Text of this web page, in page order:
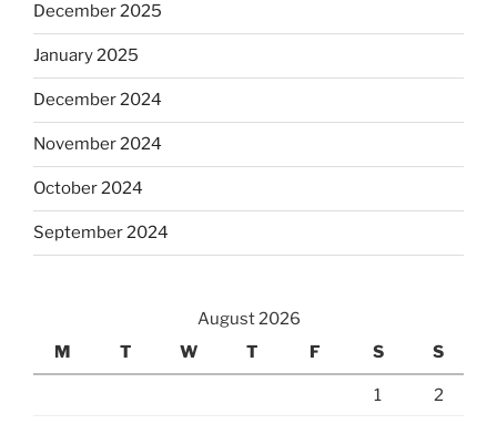
December 2025
January 2025
December 2024
November 2024
October 2024
September 2024
August 2026
M
T W T F S S
1 2